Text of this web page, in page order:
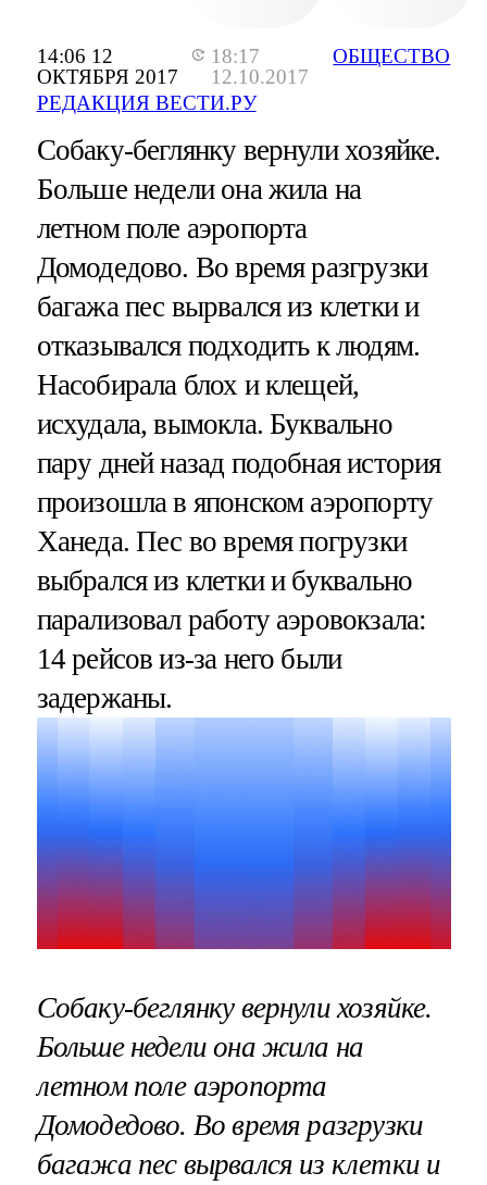
14:06 12
ОКТЯБРЯ 2017
18:17
12.10.2017
РЕДАКЦИЯ ВЕСТИ.РУ
ОБЩЕСТВО
Собаку-беглянку вернули хозяйке.
Больше недели она жила на
летном поле аэропорта
Домодедово. Во время разгрузки
багажа пес вырвался из клетки и
отказывался подходить к людям.
Насобирала блох и клещей,
исхудала, вымокла. Буквально
пару дней назад подобная история
произошла в японском аэропорту
Ханеда. Пес во время погрузки
выбрался из клетки и буквально
парализовал работу аэровокзала:
14 рейсов из-за него были
задержаны.
Собаку-беглянку вернули хозяйке.
Больше недели она жила на
летном поле аэропорта
Домодедово. Во время разгрузки
багажа пес вырвался из клетки и